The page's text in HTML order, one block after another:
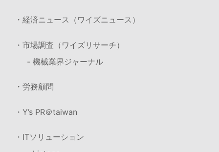
・経済ニュース（ワイズニュース）
・市場調査（ワイズリサーチ）
- 機械業界ジャーナル
・労務顧問
・Y’s PR＠taiwan
・ITソリューション